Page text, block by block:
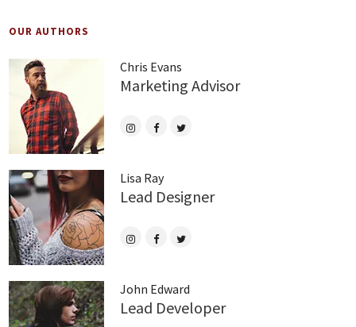
OUR AUTHORS
Chris Evans
Marketing Advisor
Lisa Ray
Lead Designer
John Edward
Lead Developer